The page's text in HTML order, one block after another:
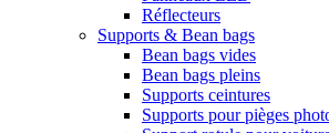
Réflecteurs
Supports & Bean bags
Bean bags vides
Bean bags pleins
Supports ceintures
Supports pour pièges